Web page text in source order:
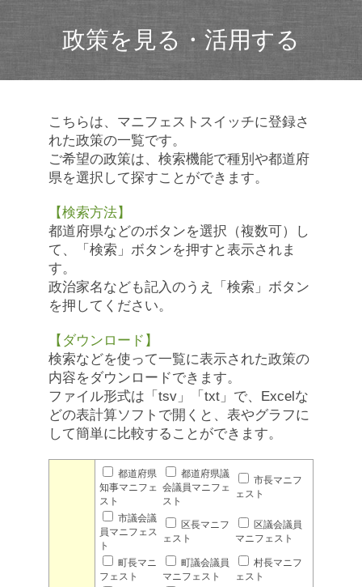
政策を見る・活用する
こちらは、マニフェストスイッチに登録さ
れた政策の一覧です。
ご希望の政策は、検索機能で種別や都道府
県を選択して探すことができます。
【検索方法】
都道府県などのボタンを選択（複数可）し
て、「検索」ボタンを押すと表示されま
す。
政治家名なども記入のうえ「検索」ボタン
を押してください。
【ダウンロード】
検索などを使って一覧に表示された政策の
内容をダウンロードできます。
ファイル形式は「tsv」「txt」で、Excelな
どの表計算ソフトで開くと、表やグラフに
して簡単に比較することができます。
都道府県
知事マニフェ
スト
都道府県議
会議員マニフェ
スト
市長マニフ
ェスト
市議会議
員マニフェス
ト
区長マニフ
ェスト
区議会議員
マニフェスト
町長マニ
フェスト
町議会議員
マニフェスト
村長マニフ
ェスト